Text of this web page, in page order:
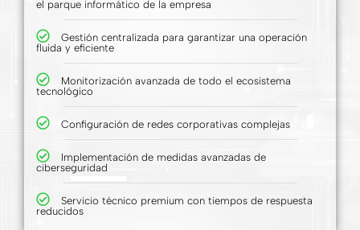
el parque informático de la empresa
Gestión centralizada para garantizar una operación
fluida y eficiente
Monitorización avanzada de todo el ecosistema
tecnológico
Configuración de redes corporativas complejas
Implementación de medidas avanzadas de
ciberseguridad
Servicio técnico premium con tiempos de respuesta
reducidos